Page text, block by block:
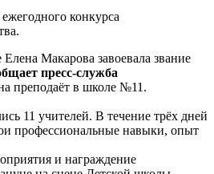
конкурса
Елена Макарова завоевала звание
пресс-служба
преподаёт в школе №11.
11 учителей. В течение трёх дней
профессиональные навыки, опыт
и награждение